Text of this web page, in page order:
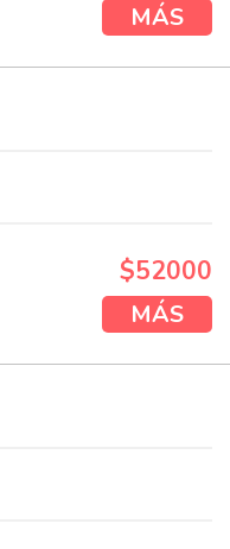
MÁS
$52000
MÁS